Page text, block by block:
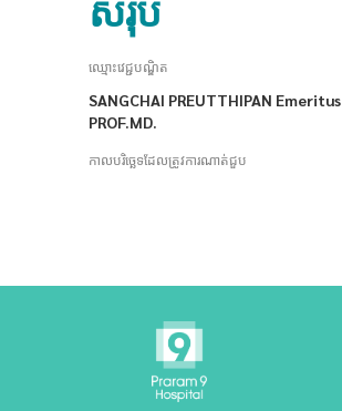
សរុប
ឈ្មោះវេជ្ជបណ្ឌិត
SANGCHAI PREUTTHIPAN Emeritus
PROF.MD.
កាលបរិច្ឆេទដែលត្រូវការណាត់ជួប